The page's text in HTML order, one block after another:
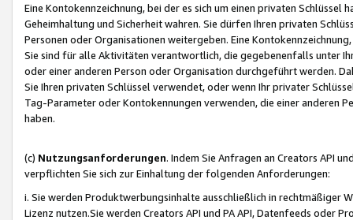
Eine Kontokennzeichnung, bei der es sich um einen privaten
Geheimhaltung und Sicherheit wahren. Sie dürfen Ihren privaten
Personen oder Organisationen weitergeben. Eine
Sie sind für alle Aktivitäten verantwortlich, die gegebenenfalls unter
oder einer anderen Person oder Organisation durchgeführt werden.
Sie Ihren privaten Schlüssel verwendet, oder wenn Ihr privater
Tag-Parameter oder Kontokennungen verwenden, die einer anderen
haben.
(c) Nutzungsanforderungen. Indem Sie Anfragen an Creators API
verpflichten Sie sich zur Einhaltung der folgenden Anforderungen:
i. Sie werden Produktwerbungsinhalte ausschließlich in rechtmäßiger
Lizenz nutzen.Sie werden Creators API und PA API, Datenfeeds oder